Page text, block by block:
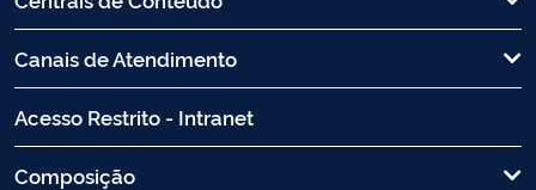
Canais de Atendimento
Acesso Restrito - Intranet
Composição